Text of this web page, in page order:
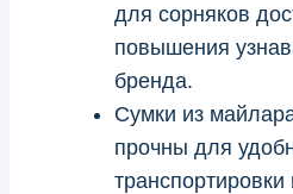
для сорняков
повышения
бренда.
Сумки из
прочны для